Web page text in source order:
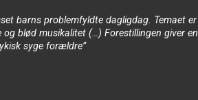
barns problemfyldte dagligdag. Temaet er
blød musikalitet (…) Forestillingen giver en
syge forældre”